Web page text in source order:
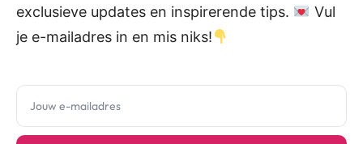
exclusieve updates en inspirerende tips.
Vul
je e-mailadres in en mis niks!